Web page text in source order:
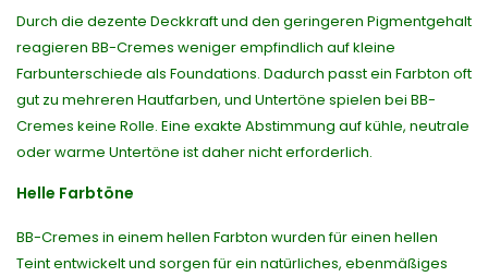
Durch die dezente Deckkraft und den geringeren Pigmentgehalt
reagieren BB-Cremes weniger empfindlich auf kleine
Farbunterschiede als Foundations. Dadurch passt ein Farbton oft
gut zu mehreren Hautfarben, und Untertöne spielen bei BB-
Cremes keine Rolle. Eine exakte Abstimmung auf kühle, neutrale
oder warme Untertöne ist daher nicht erforderlich.
Helle Farbtöne
BB-Cremes in einem hellen Farbton wurden für einen hellen
Teint entwickelt und sorgen für ein natürliches, ebenmäßiges